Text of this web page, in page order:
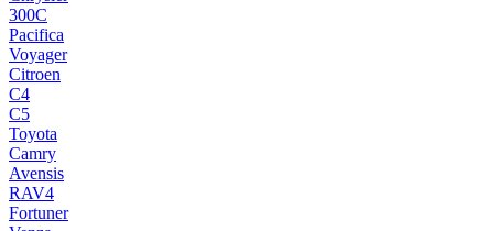
300C
Pacifica
Voyager
Citroen
C4
C5
Toyota
Camry
Avensis
RAV4
Fortuner